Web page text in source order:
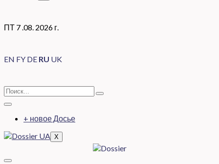
ПТ 7 .08. 2026 г.
EN FY DE RU UK
+ новое Досье
X